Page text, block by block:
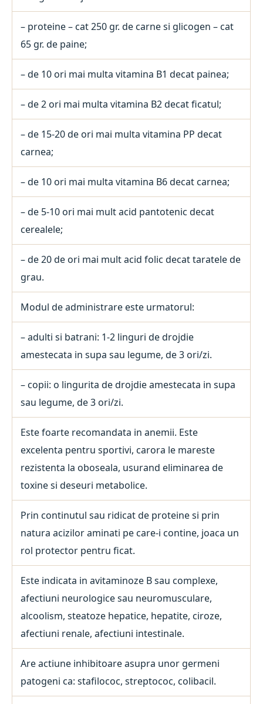
– proteine – cat 250 gr. de carne si glicogen – cat
65 gr. de paine;
– de 10 ori mai multa vitamina B1 decat painea;
– de 2 ori mai multa vitamina B2 decat ficatul;
– de 15-20 de ori mai multa vitamina PP decat
carnea;
– de 10 ori mai multa vitamina B6 decat carnea;
– de 5-10 ori mai mult acid pantotenic decat
cerealele;
– de 20 de ori mai mult acid folic decat taratele de
grau.
Modul de administrare este urmatorul:
– adulti si batrani: 1-2 linguri de drojdie
amestecata in supa sau legume, de 3 ori/zi.
– copii: o lingurita de drojdie amestecata in supa
sau legume, de 3 ori/zi.
Este foarte recomandata in anemii. Este
excelenta pentru sportivi, carora le mareste
rezistenta la oboseala, usurand eliminarea de
toxine si deseuri metabolice.
Prin continutul sau ridicat de proteine si prin
natura acizilor aminati pe care-i contine, joaca un
rol protector pentru ficat.
Este indicata in avitaminoze B sau complexe,
afectiuni neurologice sau neuromusculare,
alcoolism, steatoze hepatice, hepatite, ciroze,
afectiuni renale, afectiuni intestinale.
Are actiune inhibitoare asupra unor germeni
patogeni ca: stafilococ, streptococ, colibacil.